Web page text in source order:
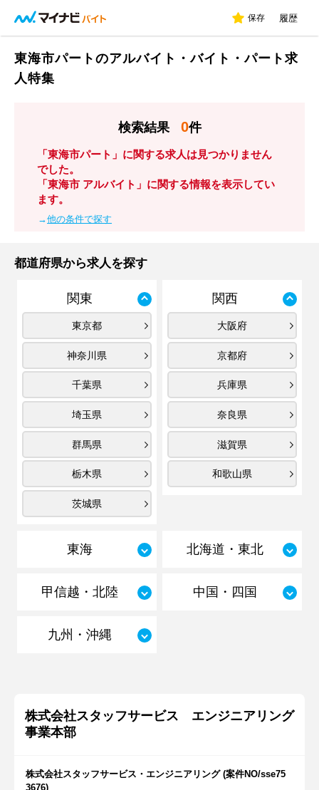
保存 履歴
東海市パートのアルバイト・バイト・パート求
人特集
検索結果 0件
「東海市パート」に関する求人は見つかりません
でした。
「東海市 アルバイト」に関する情報を表示してい
ます。
→他の条件で探す
都道府県から求人を探す
関東
東京都
神奈川県
千葉県
埼玉県
群馬県
栃木県
茨城県
関西
大阪府
京都府
兵庫県
奈良県
滋賀県
和歌山県
東海 北海道・東北
甲信越・北陸 中国・四国
九州・沖縄
株式会社スタッフサービス エンジニアリング
事業本部
株式会社スタッフサービス・エンジニアリング (案件NO/sse75
3676)